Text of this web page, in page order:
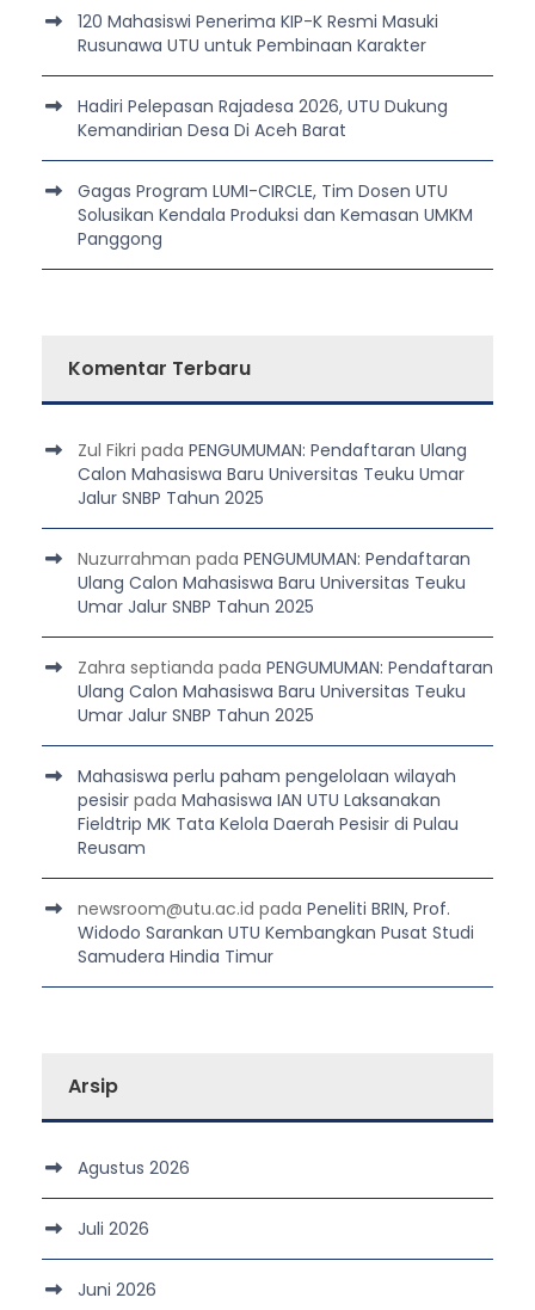
120 Mahasiswi Penerima KIP-K Resmi Masuki
Rusunawa UTU untuk Pembinaan Karakter
Hadiri Pelepasan Rajadesa 2026, UTU Dukung
Kemandirian Desa Di Aceh Barat
Gagas Program LUMI-CIRCLE, Tim Dosen UTU
Solusikan Kendala Produksi dan Kemasan UMKM
Panggong
Komentar Terbaru
Zul Fikri pada PENGUMUMAN: Pendaftaran Ulang
Calon Mahasiswa Baru Universitas Teuku Umar
Jalur SNBP Tahun 2025
Nuzurrahman pada PENGUMUMAN: Pendaftaran
Ulang Calon Mahasiswa Baru Universitas Teuku
Umar Jalur SNBP Tahun 2025
Zahra septianda pada PENGUMUMAN: Pendaftaran
Ulang Calon Mahasiswa Baru Universitas Teuku
Umar Jalur SNBP Tahun 2025
Mahasiswa perlu paham pengelolaan wilayah
pesisir pada Mahasiswa IAN UTU Laksanakan
Fieldtrip MK Tata Kelola Daerah Pesisir di Pulau
Reusam
newsroom@utu.ac.id pada Peneliti BRIN, Prof.
Widodo Sarankan UTU Kembangkan Pusat Studi
Samudera Hindia Timur
Arsip
Agustus 2026
Juli 2026
Juni 2026